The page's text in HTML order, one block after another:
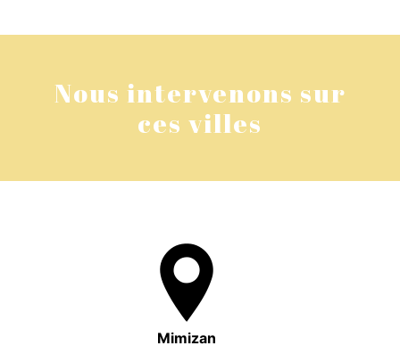
Nous intervenons sur
ces villes
Mimizan